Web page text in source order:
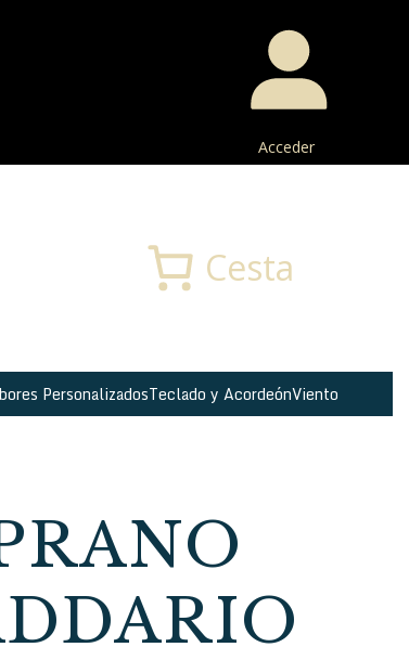
Acceder
Cesta
PersonalizadosTeclado y AcordeónViento